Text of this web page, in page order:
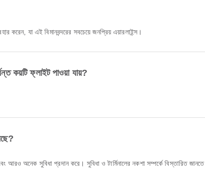
করেন, যা এই বিমানবন্দরের সবচেয়ে জনপ্রিয় এয়ারলাইন্স।
ফ্লাইট পাওয়া যায়?
সুবিধা প্রদান করে। সুবিধা ও টার্মিনালের নকশা সম্পর্কে বিস্তারিত জানতে